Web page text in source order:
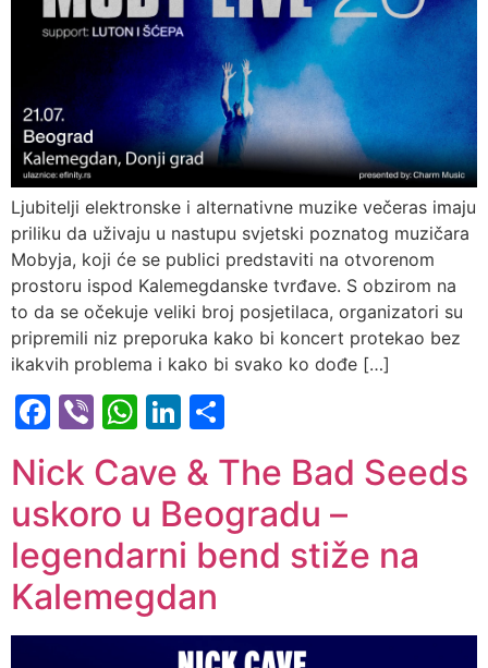
Ljubitelji elektronske i alternativne muzike večeras imaju
priliku da uživaju u nastupu svjetski poznatog muzičara
Mobyja, koji će se publici predstaviti na otvorenom
prostoru ispod Kalemegdanske tvrđave. S obzirom na
to da se očekuje veliki broj posjetilaca, organizatori su
pripremili niz preporuka kako bi koncert protekao bez
ikakvih problema i kako bi svako ko dođe […]
Facebook
ViberWhatsApp
LinkedIn
Nick Cave & The Bad Seeds
uskoro u Beogradu –
legendarni bend stiže na
Kalemegdan